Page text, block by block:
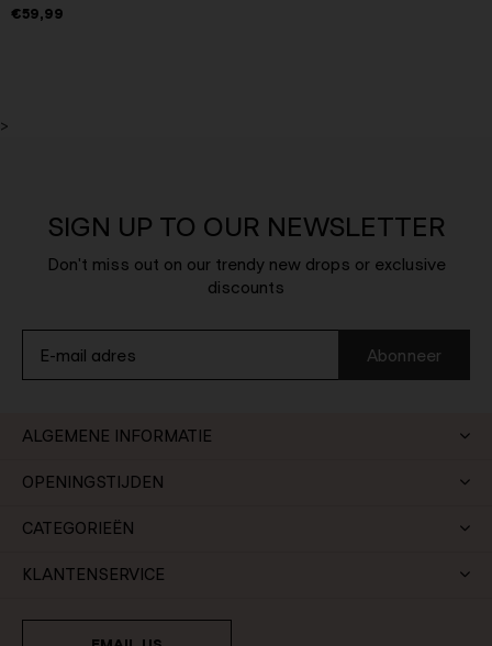
€59,99
>
SIGN UP TO OUR NEWSLETTER
Don't miss out on our trendy new drops or exclusive
discounts
Abonneer
ALGEMENE INFORMATIE
OPENINGSTIJDEN
CATEGORIEËN
KLANTENSERVICE